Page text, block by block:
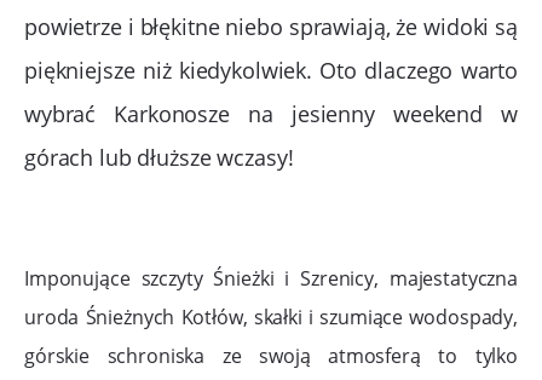
powietrze i błękitne niebo sprawiają, że widoki są
piękniejsze niż kiedykolwiek. Oto dlaczego warto
wybrać Karkonosze na jesienny weekend w
górach lub dłuższe wczasy!
Imponujące szczyty Śnieżki i Szrenicy, majestatyczna
uroda Śnieżnych Kotłów, skałki i szumiące wodospady,
górskie schroniska ze swoją atmosferą to tylko